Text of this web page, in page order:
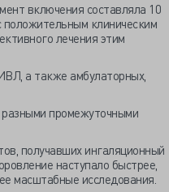
включения составляла 10
положительным клиническим
лечения этим
а также амбулаторных,
промежуточными
получавших ингаляционный
наступало быстрее,
масштабные исследования.